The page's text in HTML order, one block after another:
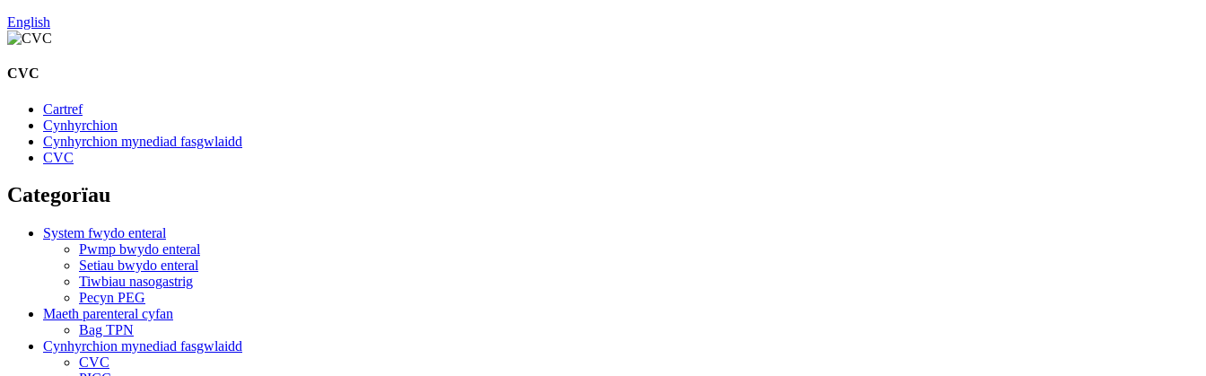
English
CVC
Cartref
Cynhyrchion
Cynhyrchion mynediad fasgwlaidd
CVC
Categorïau
System fwydo enteral
Pwmp bwydo enteral
Setiau bwydo enteral
Tiwbiau nasogastrig
Pecyn PEG
Maeth parenteral cyfan
Bag TPN
Cynhyrchion mynediad fasgwlaidd
CVC